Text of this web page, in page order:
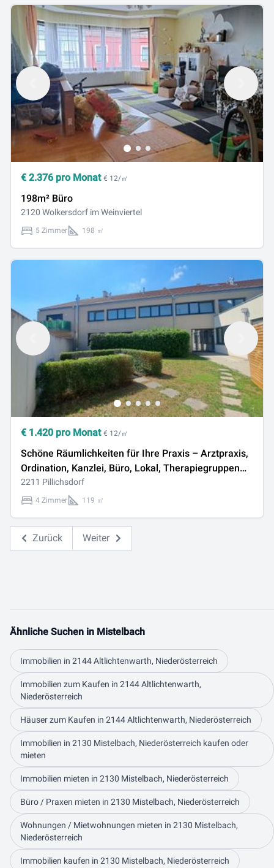
€ 2.376 pro Monat € 12/㎡
198m² Büro
2120 Wolkersdorf im Weinviertel
5 Zimmer 198 ㎡
€ 1.420 pro Monat € 12/㎡
Schöne Räumlichkeiten für Ihre Praxis – Arztpraxis,
Ordination, Kanzlei, Büro, Lokal, Therapiegruppen
oder Ähnliches
2211 Pillichsdorf
4 Zimmer 119 ㎡
Zurück Weiter
Ähnliche Suchen in Mistelbach
Immobilien in 2144 Altlichtenwarth, Niederösterreich
Immobilien zum Kaufen in 2144 Altlichtenwarth,
Niederösterreich
Häuser zum Kaufen in 2144 Altlichtenwarth, Niederösterreich
Immobilien in 2130 Mistelbach, Niederösterreich kaufen oder
mieten
Immobilien mieten in 2130 Mistelbach, Niederösterreich
Büro / Praxen mieten in 2130 Mistelbach, Niederösterreich
Wohnungen / Mietwohnungen mieten in 2130 Mistelbach,
Niederösterreich
Immobilien kaufen in 2130 Mistelbach, Niederösterreich